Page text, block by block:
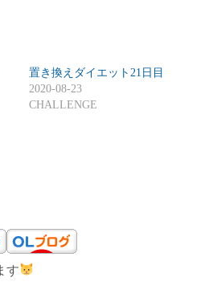
置き換えダイエット21日目
2020-08-23
CHALLENGE
す